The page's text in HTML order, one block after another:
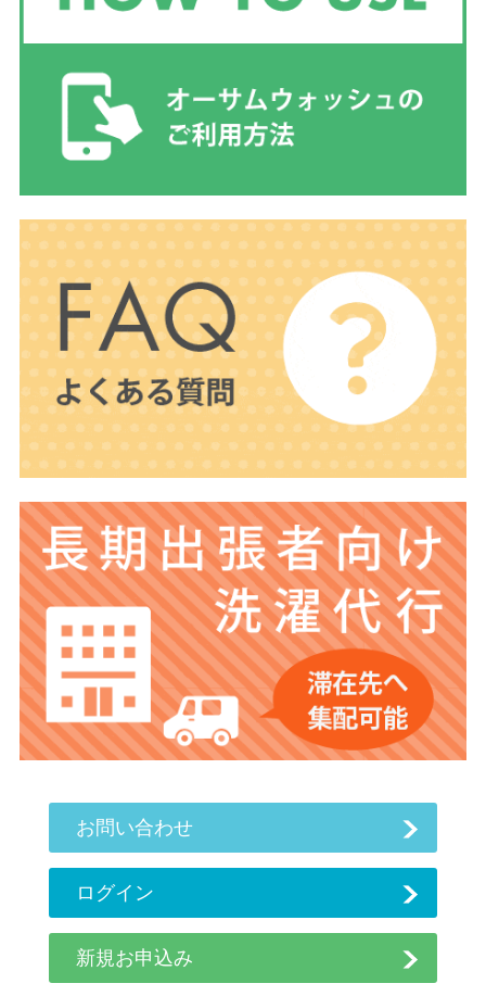
お問い合わせ
ログイン
新規お申込み